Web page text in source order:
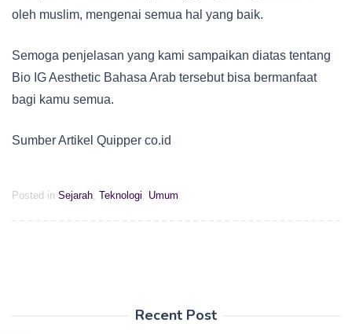
oleh muslim, mengenai semua hal yang baik.
Semoga penjelasan yang kami sampaikan diatas tentang
Bio IG Aesthetic Bahasa Arab tersebut bisa bermanfaat
bagi kamu semua.
Sumber Artikel Quipper co.id
Posted in Sejarah Teknologi Umum
Recent Post